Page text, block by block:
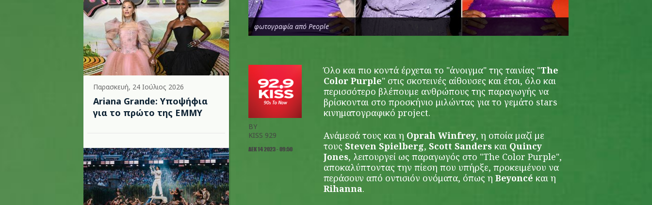
Παρασκευή, 24 Ιούλιος 2026
Ariana Grande: Υποψήφια
για το πρώτο της EMMY
φωτογραφία από People
BY
KISS 929
ΔΕΚ 14 2023 - 09:50
Όλο και πιο κοντά έρχεται το "άνοιγμα" της ταινίας "The
Color Purple" στις σκοτεινές αίθουσες και έτσι, όλο και
περισσότερο βλέπουμε ανθρώπους της παραγωγής να
βρίσκονται στο προσκήνιο μιλώντας για το γεμάτο stars
κινηματογραφικό project.
Ανάμεσά τους και η Oprah Winfrey, η οποία μαζί με
τους Steven Spielberg, Scott Sanders και Quincy
Jones, λειτουργεί ως παραγωγός στο "The Color Purple",
αποκαλύπτοντας την πίεση που υπήρξε, προκειμένου να
περάσουν από οντισιόν ονόματα, όπως η Beyoncé και η
Rihanna.